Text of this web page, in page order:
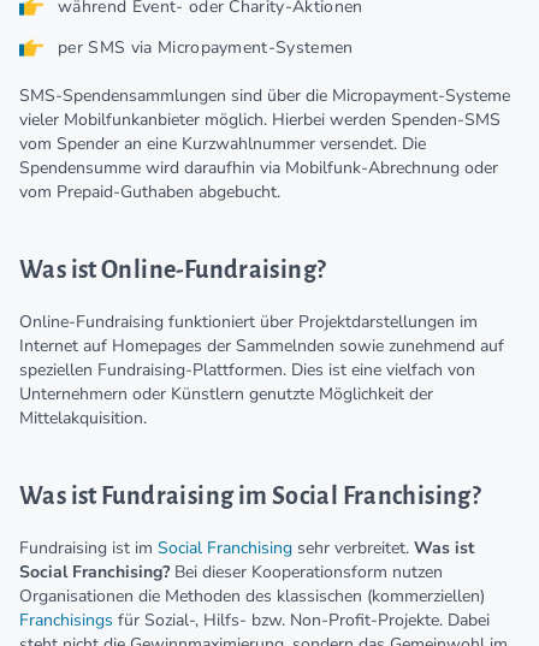
während Event- oder Charity-Aktionen
per SMS via Micropayment-Systemen
SMS-Spendensammlungen sind über die Micropayment-Systeme
vieler Mobilfunkanbieter möglich. Hierbei werden Spenden-SMS
vom Spender an eine Kurzwahlnummer versendet. Die
Spendensumme wird daraufhin via Mobilfunk-Abrechnung oder
vom Prepaid-Guthaben abgebucht.
Was ist Online-Fundraising?
Online-Fundraising funktioniert über Projektdarstellungen im
Internet auf Homepages der Sammelnden sowie zunehmend auf
speziellen Fundraising-Plattformen. Dies ist eine vielfach von
Unternehmern oder Künstlern genutzte Möglichkeit der
Mittelakquisition.
Was ist Fundraising im Social Franchising?
Fundraising ist im Social Franchising sehr verbreitet. Was ist
Social Franchising?Bei dieser Kooperationsform nutzen
Organisationen die Methoden des klassischen (kommerziellen)
Franchisings für Sozial-, Hilfs- bzw. Non-Profit-Projekte. Dabei